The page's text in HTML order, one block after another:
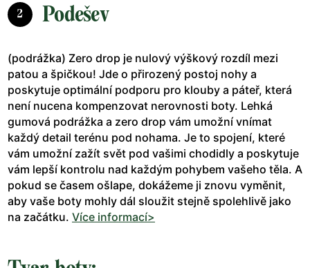
2 Podešev
(podrážka) Zero drop je nulový výškový rozdíl mezi
patou a špičkou! Jde o přirozený postoj nohy a
poskytuje optimální podporu pro klouby a páteř, která
není nucena kompenzovat nerovnosti boty. Lehká
gumová podrážka a zero drop vám umožní vnímat
každý detail terénu pod nohama. Je to spojení, které
vám umožní zažít svět pod vašimi chodidly a poskytuje
vám lepší kontrolu nad každým pohybem vašeho těla. A
pokud se časem ošlape, dokážeme ji znovu vyměnit,
aby vaše boty mohly dál sloužit stejně spolehlivě jako
na začátku. Více informací>